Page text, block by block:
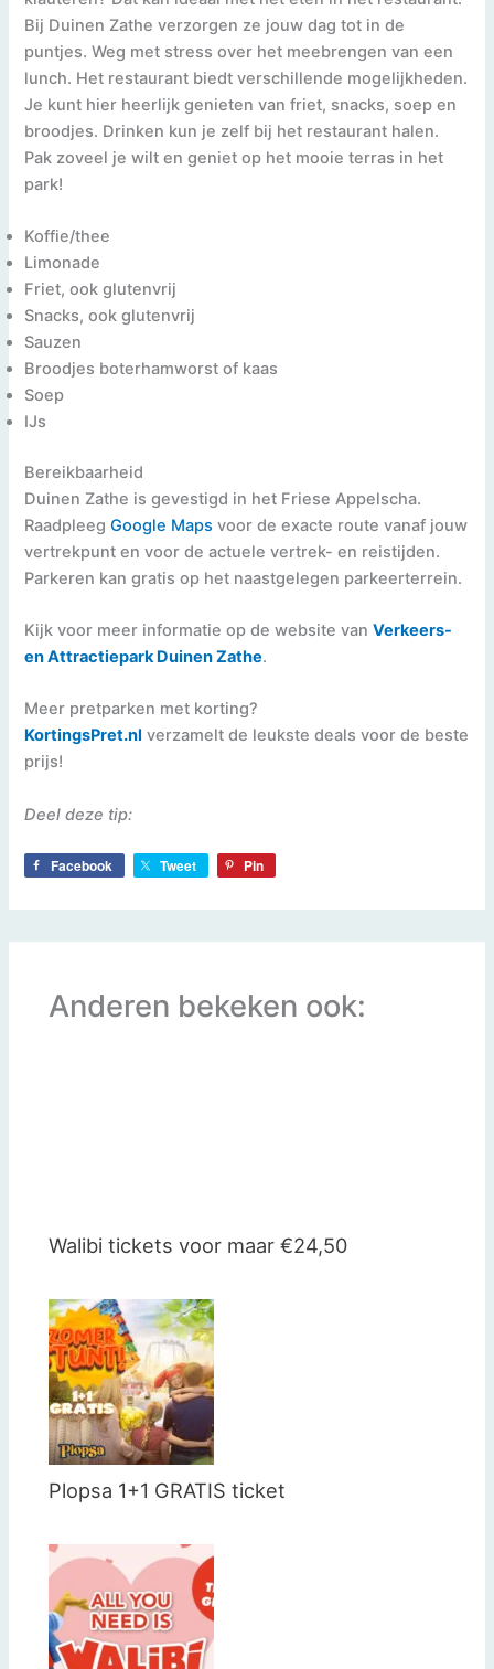
Bij Duinen Zathe verzorgen ze jouw dag tot in de
puntjes. Weg met stress over het meebrengen van een
lunch. Het restaurant biedt verschillende mogelijkheden.
Je kunt hier heerlijk genieten van friet, snacks, soep en
broodjes. Drinken kun je zelf bij het restaurant halen.
Pak zoveel je wilt en geniet op het mooie terras in het
park!
Koffie/thee
Limonade
Friet, ook glutenvrij
Snacks, ook glutenvrij
Sauzen
Broodjes boterhamworst of kaas
Soep
IJs
Bereikbaarheid
Duinen Zathe is gevestigd in het Friese Appelscha.
RaadpleegGoogle Maps voor de exacte route vanaf jouw
vertrekpunt en voor de actuele vertrek- en reistijden.
Parkeren kan gratis op het naastgelegen parkeerterrein.
Kijk voor meer informatie op de website vanVerkeers-
en Attractiepark Duinen Zathe.
Meer pretparken met korting?
KortingsPret.nl verzamelt de leukste deals voor de beste
prijs!
Deel deze tip:
Facebook Tweet Pin
Anderen bekeken ook:
Walibi tickets voor maar €24,50
Plopsa 1+1 GRATIS ticket